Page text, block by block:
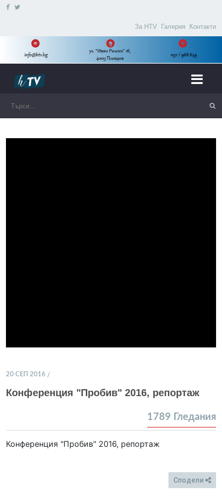
За HTV Галерия Контакти
20 СЕП 2016
Конференция "Пробив" 2016, репортаж
1789 Гледания
Конференция "Пробив" 2016, репортаж
Сподели